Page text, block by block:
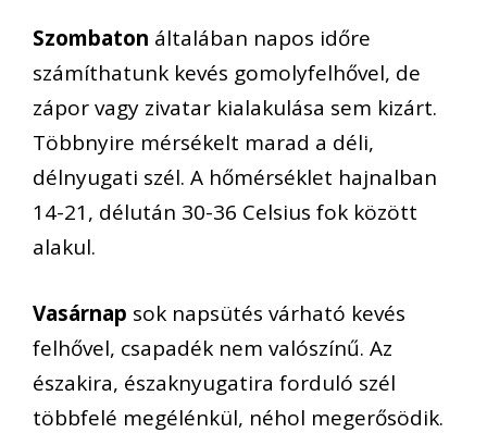
Szombaton általában napos időre
számíthatunk kevés gomolyfelhővel, de
zápor vagy zivatar kialakulása sem kizárt.
Többnyire mérsékelt marad a déli,
délnyugati szél. A hőmérséklet hajnalban
14-21, délután 30-36 Celsius fok között
alakul.
Vasárnap sok napsütés várható kevés
felhővel, csapadék nem valószínű. Az
északira, északnyugatira forduló szél
többfelé megélénkül, néhol megerősödik.